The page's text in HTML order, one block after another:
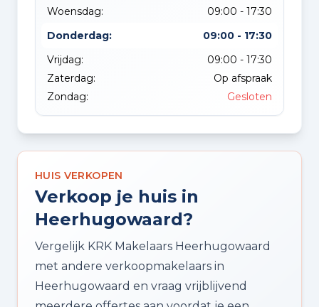
Woensdag:
09:00 - 17:30
Donderdag:
09:00 - 17:30
Vrijdag:
09:00 - 17:30
Zaterdag:
Op afspraak
Zondag:
Gesloten
HUIS VERKOPEN
Verkoop je huis in
Heerhugowaard?
Vergelijk KRK Makelaars Heerhugowaard
met andere verkoopmakelaars in
Heerhugowaard en vraag vrijblijvend